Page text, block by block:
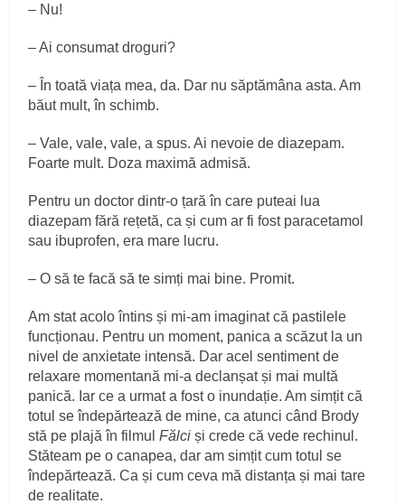
– Nu!
– Ai consumat droguri?
– În toată viața mea, da. Dar nu săptămâna asta. Am
băut mult, în schimb.
– Vale, vale, vale, a spus. Ai nevoie de diazepam.
Foarte mult. Doza maximă admisă.
Pentru un doctor dintr-o țară în care puteai lua
diazepam fără rețetă, ca și cum ar fi fost paracetamol
sau ibuprofen, era mare lucru.
– O să te facă să te simți mai bine. Promit.
Am stat acolo întins și mi-am imaginat că pastilele
funcționau. Pentru un moment, panica a scăzut la un
nivel de anxietate intensă. Dar acel sentiment de
relaxare momentană mi-a declanșat și mai multă
panică. Iar ce a urmat a fost o inundație. Am simțit că
totul se îndepărtează de mine, ca atunci când Brody
stă pe plajă în filmulFălci și crede că vede rechinul.
Stăteam pe o canapea, dar am simțit cum totul se
îndepărtează. Ca și cum ceva mă distanța și mai tare
de realitate.